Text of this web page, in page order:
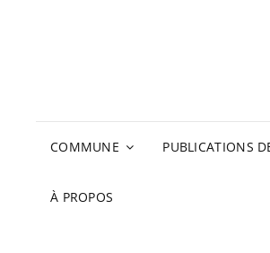
COMMUNE PUBLICATIONS
À PROPOS